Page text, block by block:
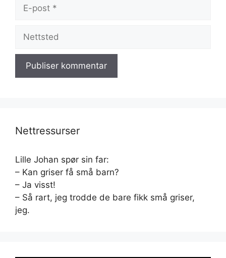
post
Nettressurser
Lille Johan spør sin far:
– Kan griser få små barn?
– Ja visst!
– Så rart, jeg trodde de bare fikk små griser,
jeg.